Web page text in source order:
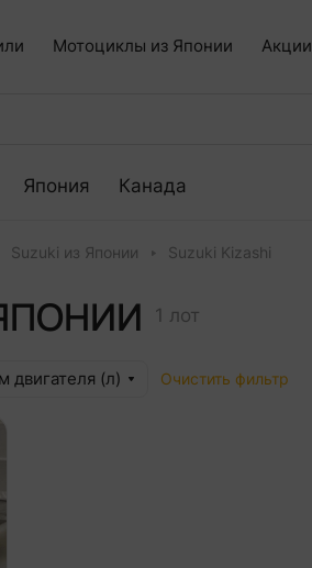
Мотоциклы из Японии Акции
Япония Канада
Suzuki из Японии Suzuki Kizashi
1 лот
двигателя (л) Очистить фильтр